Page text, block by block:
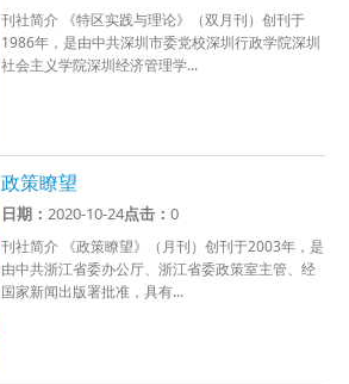
刊社简介 《特区实践与理论》（双月刊）创刊于
1986年，是由中共深圳市委党校深圳行政学院深圳
社会主义学院深圳经济管理学...
政策瞭望
日期：2020-10-24点击：0
刊社简介 《政策瞭望》（月刊）创刊于2003年，是
由中共浙江省委办公厅、浙江省委政策室主管、经
国家新闻出版署批准，具有...